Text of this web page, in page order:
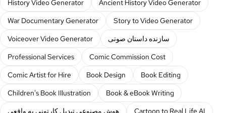
History Video Generator
Ancient History Video Generator
War Documentary Generator
Story to Video Generator
Voiceover Video Generator
سازنده داستان صوتی
Professional Services
Comic Commission Cost
Comic Artist for Hire
Book Design
Book Editing
Children's Book Illustration
Book & eBook Writing
هوش مصنوعی تبدیل کارتونی به واقعی
Cartoon to Real Life AI